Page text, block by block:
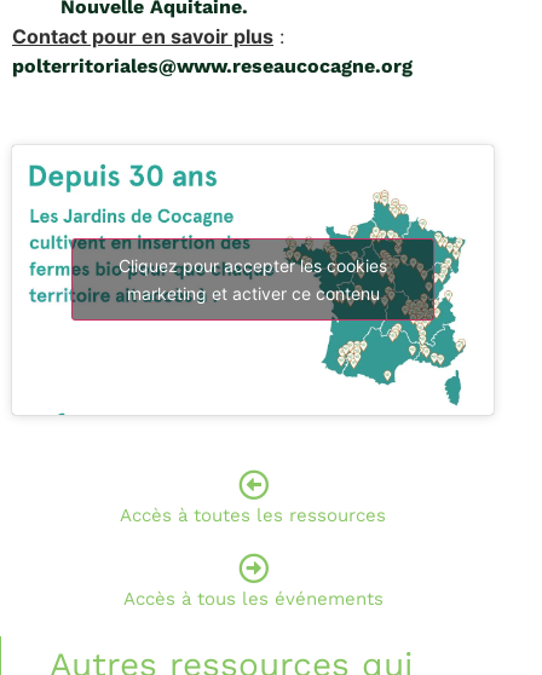
Nouvelle Aquitaine.
Contact pour en savoir plus :
polterritoriales@www.reseaucocagne.org
Cliquez pour accepter les cookies
marketing et activer ce contenu
Accès à toutes les ressources
Accès à tous les événements
Autres ressources qui